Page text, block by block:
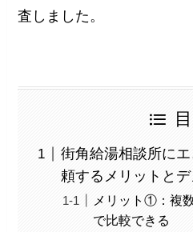
査しました。
街角給湯相談所に
頼するメリットとデ
メリット①：複
で比較できる